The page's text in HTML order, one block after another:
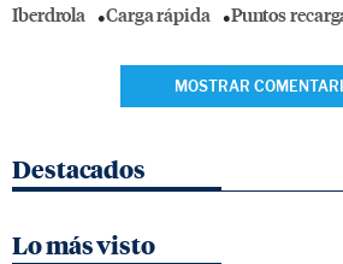
Iberdrola Carga rápida Puntos
MOSTRAR
Destacados
Lo más visto